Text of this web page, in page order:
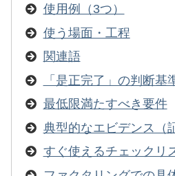
使用例（3つ）
使う場面・工程
関連語
「是正完了」の判断基
最低限満たすべき要件
典型的なエビデンス（
すぐ使えるチェックリ